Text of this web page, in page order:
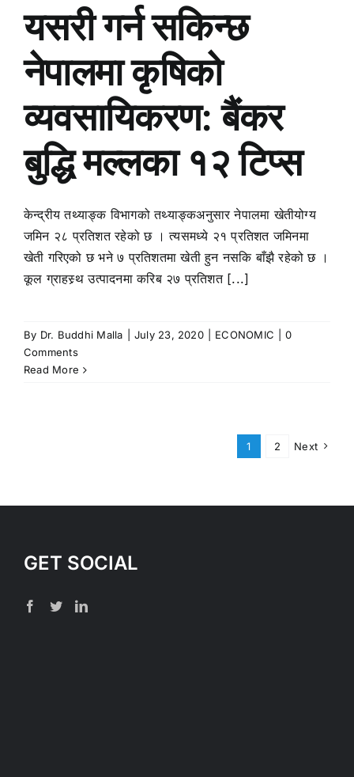
यसरी गर्न सकिन्छ
नेपालमा कृषिको
व्यवसायिकरण: बैंकर
बुद्धि मल्लका १२ टिप्स
केन्द्रीय तथ्याङ्क विभागको तथ्याङ्कअनुसार नेपालमा खेतीयोग्य
जमिन २८ प्रतिशत रहेको छ । त्यसमध्ये २१ प्रतिशत जमिनमा
खेती गरिएको छ भने ७ प्रतिशतमा खेती हुन नसकि बाँझै रहेको छ ।
कूल ग्राहस्र्थ उत्पादनमा करिब २७ प्रतिशत [...]
By Dr. Buddhi Malla July 23, 2020 ECONOMIC
0
Comments
Read More
1 2 Next
GET SOCIAL